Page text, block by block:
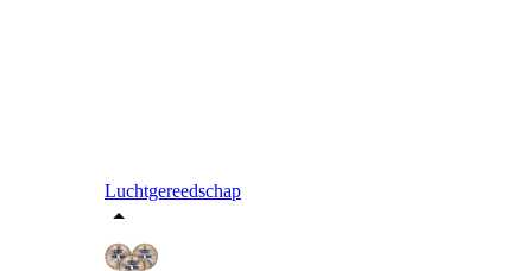
Luchtgereedschap